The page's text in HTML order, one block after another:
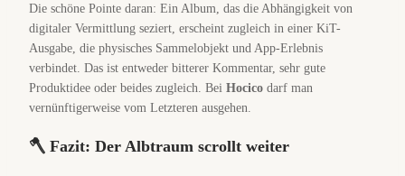
Die schöne Pointe daran: Ein Album, das die Abhängigkeit von
digitaler Vermittlung seziert, erscheint zugleich in einer KiT-
Ausgabe, die physisches Sammelobjekt und App-Erlebnis
verbindet. Das ist entweder bitterer Kommentar, sehr gute
Produktidee oder beides zugleich. Bei Hocico darf man
vernünftigerweise vom Letzteren ausgehen.
🪓 Fazit: Der Albtraum scrollt weiter